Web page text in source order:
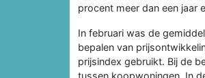
procent meer dan een jaar
In februari was de
bepalen van
prijsindex gebruikt. Bij de
tussen koopwoningen. In